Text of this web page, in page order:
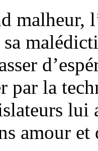
malheur,
par la
amour et